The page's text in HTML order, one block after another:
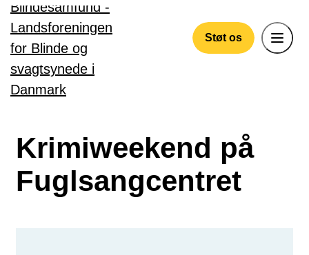
Gå til hovedindhold
Støt os
Krimiweekend på
Fuglsangcentret